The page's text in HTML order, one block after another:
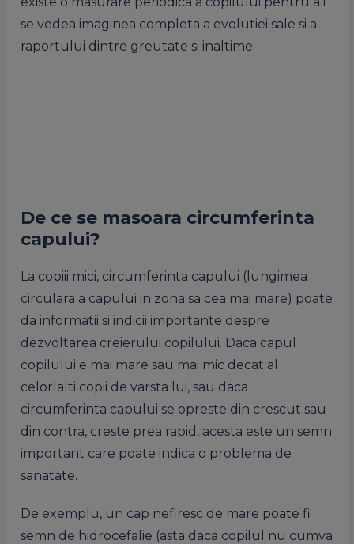
se vedea imaginea completa a evolutiei sale si a
raportului dintre greutate si inaltime.
De ce se masoara circumferinta
capului?
La copiii mici, circumferinta capului (lungimea
circulara a capului in zona sa cea mai mare) poate
da informatii si indicii importante despre
dezvoltarea creierului copilului. Daca capul
copilului e mai mare sau mai mic decat al
celorlalti copii de varsta lui, sau daca
circumferinta capului se opreste din crescut sau
din contra, creste prea rapid, acesta este un semn
important care poate indica o problema de
sanatate.
De exemplu, un cap nefiresc de mare poate fi
semn de hidrocefalie (asta daca copilul nu cumva